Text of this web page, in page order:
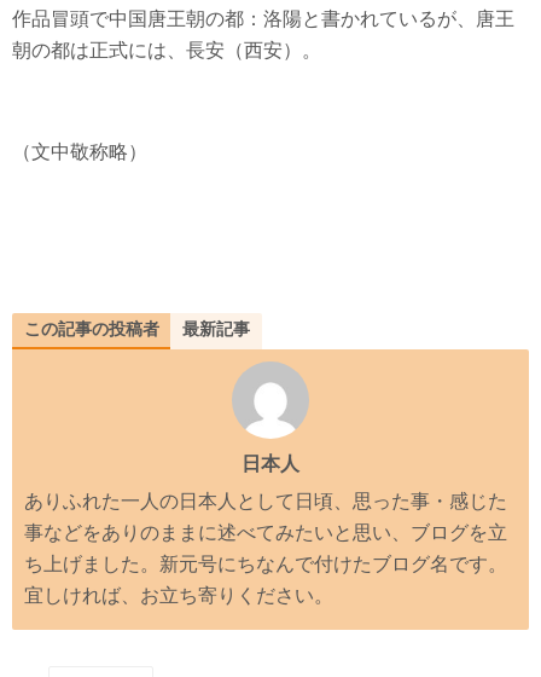
作品冒頭で中国唐王朝の都：洛陽と書かれているが、唐王
朝の都は正式には、長安（西安）。
（文中敬称略）
この記事の投稿者 最新記事
日本人
ありふれた一人の日本人として日頃、思った事・感じた
事などをありのままに述べてみたいと思い、ブログを立
ち上げました。新元号にちなんで付けたブログ名です。
宜しければ、お立ち寄りください。